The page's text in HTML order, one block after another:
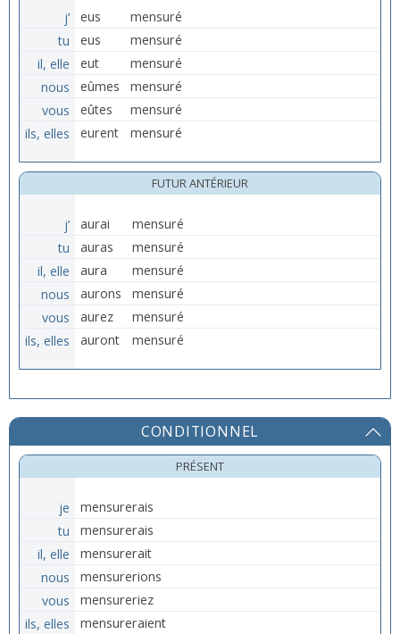
j’ eus
mensuré
tu
eus
mensuré
il, elle
eut
mensuré
nous
eûmes
mensuré
vous
eûtes
mensuré
ils, elles
eurent mensuré
FUTUR ANTÉRIEUR
j’ aurai
mensuré
tu
auras
mensuré
il, elle
aura
mensuré
nous
aurons
mensuré
vous
aurez
mensuré
ils, elles
auront mensuré
CONDITIONNEL
PRÉSENT
je
mensurerais
tu
mensurerais
il, elle
mensurerait
nous
mensurerions
vous
mensureriez
ils, elles
mensureraient